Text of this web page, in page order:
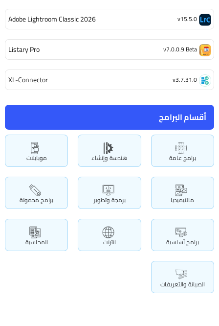
أقسام البرامج
برامج عامة هندسة وإنشاء موبايلات
مالتيميديا برمجة وتطوير برامج محمولة
برامج أساسية انترنت المحاسبة
الصيانة والتعريفات
Adobe Lightroom Classic 2026 v15.5.0
Listary Pro v7.0.0.9 Beta
XL-Connector v3.7.31.0